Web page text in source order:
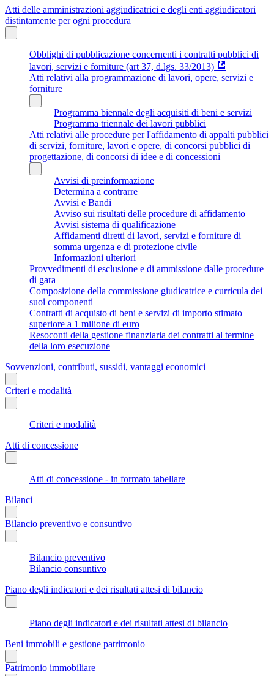
Atti delle amministrazioni aggiudicatrici e degli enti aggiudicatori
distintamente per ogni procedura
Obblighi di pubblicazione concernenti i contratti pubblici di
lavori, servizi e forniture (art 37, d.lgs. 33/2013)
Atti relativi alla programmazione di lavori, opere, servizi e
forniture
Programma biennale degli acquisiti di beni e servizi
Programma triennale dei lavori pubblici
Atti relativi alle procedure per l'affidamento di appalti pubblici
di servizi, forniture, lavori e opere, di concorsi pubblici di
progettazione, di concorsi di idee e di concessioni
Avvisi di preinformazione
Determina a contrarre
Avvisi e Bandi
Avviso sui risultati delle procedure di affidamento
Avvisi sistema di qualificazione
Affidamenti diretti di lavori, servizi e forniture di
somma urgenza e di protezione civile
Informazioni ulteriori
Provvedimenti di esclusione e di ammissione dalle procedure
di gara
Composizione della commissione giudicatrice e curricula dei
suoi componenti
Contratti di acquisto di beni e servizi di importo stimato
superiore a 1 milione di euro
Resoconti della gestione finanziaria dei contratti al termine
della loro esecuzione
Sovvenzioni, contributi, sussidi, vantaggi economici
Criteri e modalità
Criteri e modalità
Atti di concessione
Atti di concessione - in formato tabellare
Bilanci
Bilancio preventivo e consuntivo
Bilancio preventivo
Bilancio consuntivo
Piano degli indicatori e dei risultati attesi di bilancio
Piano degli indicatori e dei risultati attesi di bilancio
Beni immobili e gestione patrimonio
Patrimonio immobiliare